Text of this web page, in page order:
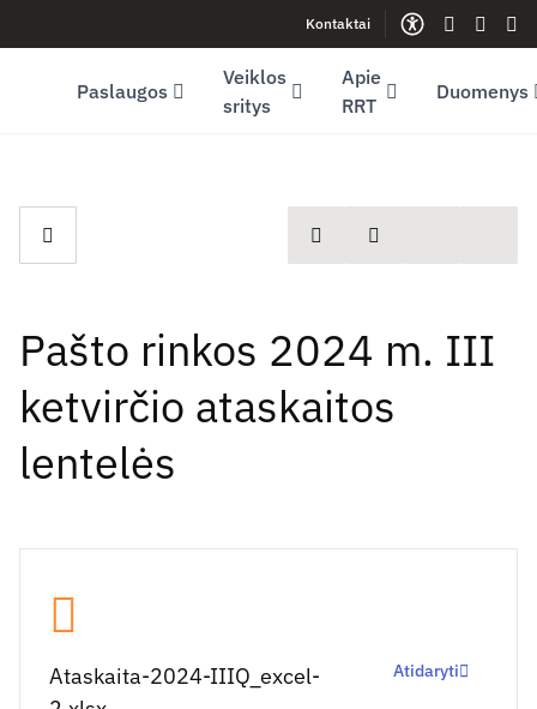
Youtube (opens in new window)Kontaktai
Gestų
Paslaugos
Veiklos
sritys
Apie
RRT
Duomenys
spausdintiDalintis
Pašto rinkos 2024 m. III
ketvirčio ataskaitos
lentelės
Ataskaita-2024-IIIQ_excel-
Atidaryti